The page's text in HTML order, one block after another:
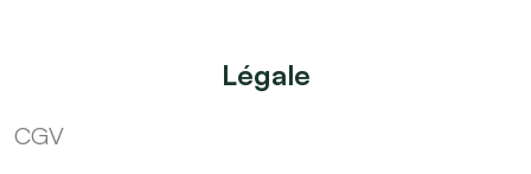
Légale
CGV